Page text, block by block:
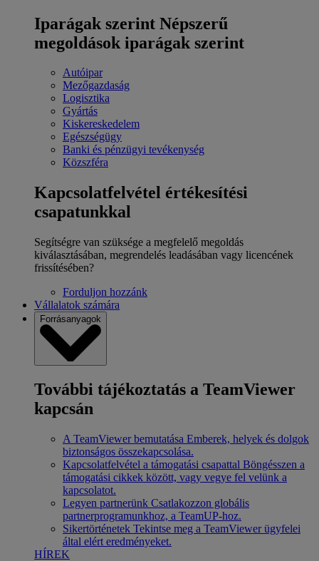
Iparágak szerint Népszerű
megoldások iparágak szerint
Autóipar
Mezőgazdaság
Logisztika
Gyártás
Kiskereskedelem
Egészségügy
Banki és pénzügyi tevékenység
Közszféra
Kapcsolatfelvétel értékesítési
csapatunkkal
Segítségre van szüksége a megfelelő megoldás
kiválasztásában, megrendelés leadásában vagy licencének
frissítésében?
Forduljon hozzánk
Vállalatok számára
Forrásanyagok
További tájékoztatás a TeamViewer
kapcsán
A TeamViewer bemutatása Emberek, helyek és dolgok
biztonságos összekapcsolása.
Kapcsolatfelvétel a támogatási csapattal Böngésszen a
támogatási cikkek között, vagy vegye fel velünk a
kapcsolatot.
Legyen partnerünk Csatlakozzon globális
partnerprogramunkhoz, a TeamUP-hoz.
Sikertörténetek Tekintse meg a TeamViewer ügyfelei
által elért eredményeket.
HÍREK